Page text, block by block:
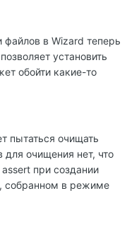
файлов в Wizard теперь
установить
обойти какие-то
пытаться очищать
очищения нет, что
при создании
собранном в режиме